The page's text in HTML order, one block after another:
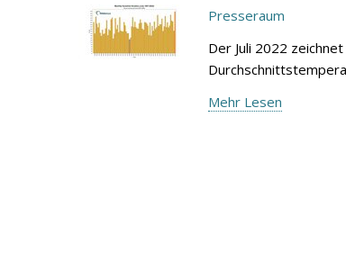
Presseraum
Der Juli 2022
Mehr Lesen